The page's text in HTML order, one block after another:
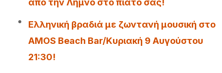
Ελληνική βραδιά με ζωντανή μουσική στο
AMOS Beach Bar/Κυριακή 9 Αυγούστου
21:30!